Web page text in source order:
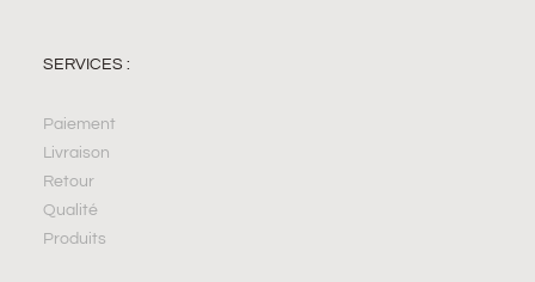
SERVICES :
Paiement
Livraison
Retour
Qualité
Produits